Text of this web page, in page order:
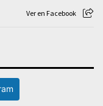
Ver en Facebook